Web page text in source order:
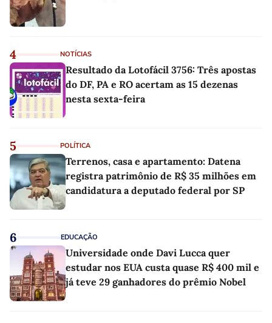
4 NOTÍCIAS
Resultado da Lotofácil 3756: Três apostas
do DF, PA e RO acertam as 15 dezenas
nesta sexta-feira
5 POLÍTICA
Terrenos, casa e apartamento: Datena
registra patrimônio de R$ 35 milhões em
candidatura a deputado federal por SP
6 EDUCAÇÃO
Universidade onde Davi Lucca quer
estudar nos EUA custa quase R$ 400 mil e
já teve 29 ganhadores do prêmio Nobel